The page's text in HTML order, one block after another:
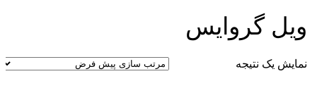
ویل گروایس
نمایش یک نتیجه